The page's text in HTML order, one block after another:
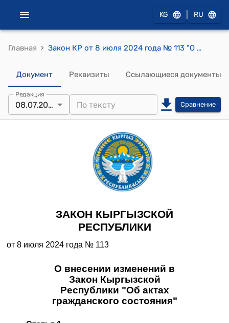
KG RU
Главная › Закон КР от 8 июля 2024 года № 113 "О внесении изменений в Закон Кыргызской Республики "Об актах гражданского состояния"
Документ Реквизиты Ссылающиеся документы
Редакция
08.07.2024 Сравнение